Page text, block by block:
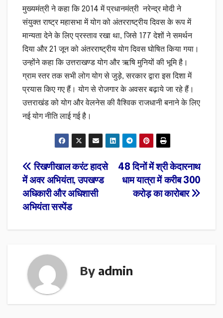
मुख्यमंत्री ने कहा कि 2014 में प्रधानमंत्री नरेन्द्र मोदी ने
संयुक्त राष्ट्र महासभा में योग को अंतरराष्ट्रीय दिवस के रूप में
मान्यता देने के लिए प्रस्ताव रखा था, जिसे 177 देशों ने समर्थन
दिया और 21 जून को अंतरराष्ट्रीय योग दिवस घोषित किया गया।
उन्होंने कहा कि उत्तराखण्ड योग और ऋषि मुनियों की भूमि है।
ग्राम स्तर तक सभी लोग योग से जुड़े, सरकार द्वारा इस दिशा में
प्रयास किए गए हैं। योग से रोजगार के अवसर बढ़ाये जा रहे हैं।
उत्तराखंड को योग और वेलनेस की वैश्विक राजधानी बनाने के लिए
नई योग नीति लाई गई है।
Post
navigation
48 दिनों में श्री केदारनाथ
धाम यात्रा में करीब 300
करोड़ का कारोबार
रिखणीखाल करंट हादसे
में अवर अभियंता, उपखण्ड
अधिकारी और अधिशासी
अभियंता सस्पेंड
By admin